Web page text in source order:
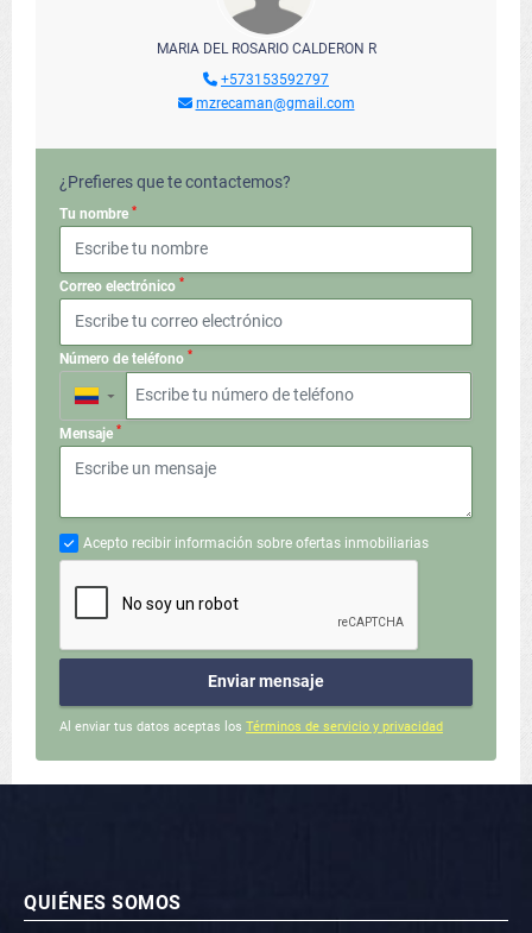
MARIA DEL ROSARIO CALDERON R
+573153592797
mzrecaman@gmail.com
¿Prefieres que te contactemos?
Tu nombre *
Correo electrónico *
Número de teléfono *
▼
Mensaje *
Acepto recibir información sobre ofertas inmobiliarias
Enviar mensaje
Al enviar tus datos aceptas los Términos de servicio y privacidad
QUIÉNES SOMOS